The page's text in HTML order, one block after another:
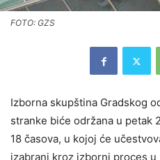
FOTO: GZS
Izborna skupština Gradskog
stranke biće održana u petak
18 časova, u kojoj će
izabrani kroz izborni proces